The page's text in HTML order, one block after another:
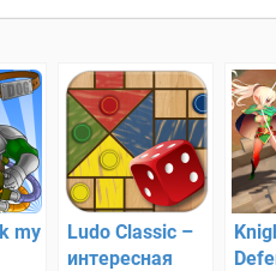
my
Ludo Classic –
интересная